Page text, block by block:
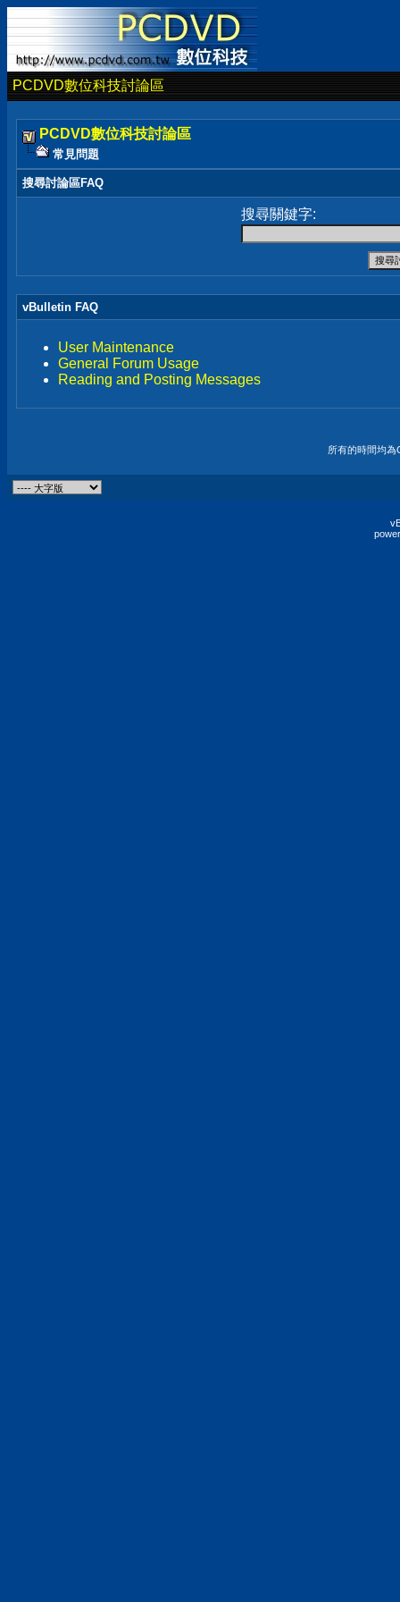
PCDVD數位科技討論區
PCDVD數位科技討論區
常見問題
搜尋討論區FAQ
搜尋關鍵字:
vBulletin FAQ
User Maintenance
General Forum Usage
Reading and Posting Messages
所有的時間均為